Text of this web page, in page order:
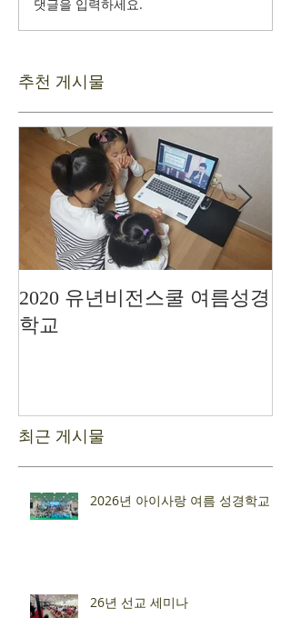
댓글을 입력하세요.
추천 게시물
2020 유년비전스쿨 여름성경
학교
최근 게시물
2026년 아이사랑 여름 성경학교
26년 선교 세미나